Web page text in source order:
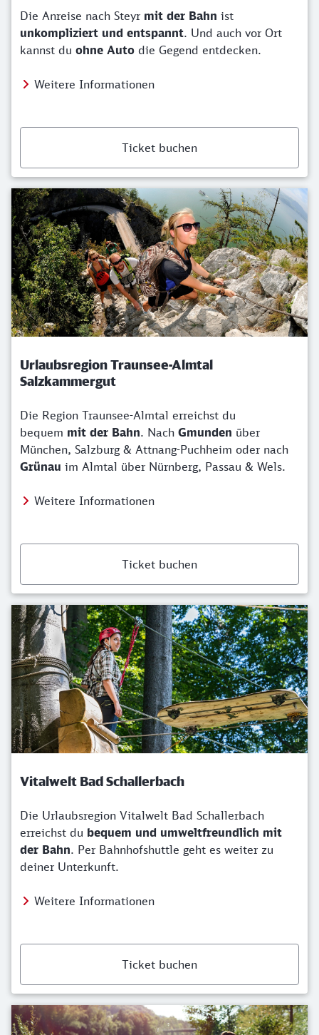
Die Anreise nach Steyr mit der Bahn ist
unkompliziert und entspannt. Und auch vor Ort
kannst du ohne Auto die Gegend entdecken.
Weitere Informationen
Ticket buchen
Urlaubsregion Traunsee-Almtal
Salzkammergut
Die Region Traunsee-Almtal erreichst du
bequem mit der Bahn. Nach Gmunden über
München, Salzburg & Attnang-Puchheim oder nach
Grünau im Almtal über Nürnberg, Passau & Wels.
Weitere Informationen
Ticket buchen
Vitalwelt Bad Schallerbach
Die Urlaubsregion Vitalwelt Bad Schallerbach
erreichst du bequem und umweltfreundlich mit
der Bahn. Per Bahnhofshuttle geht es weiter zu
deiner Unterkunft.
Weitere Informationen
Ticket buchen